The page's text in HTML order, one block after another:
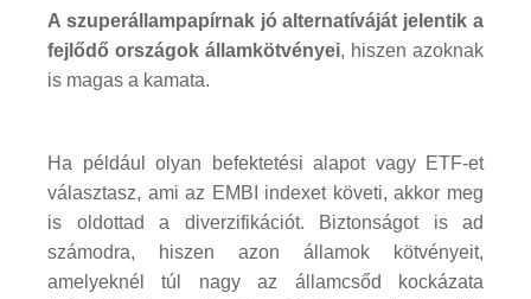
A szuperállampapírnak jó alternatíváját jelentik a
fejlődő országok államkötvényei, hiszen azoknak
is magas a kamata.
Ha például olyan befektetési alapot vagy ETF-et
választasz, ami az EMBI indexet követi, akkor meg
is oldottad a diverzifikációt. Biztonságot is ad
számodra, hiszen azon államok kötvényeit,
amelyeknél túl nagy az államcsőd kockázata